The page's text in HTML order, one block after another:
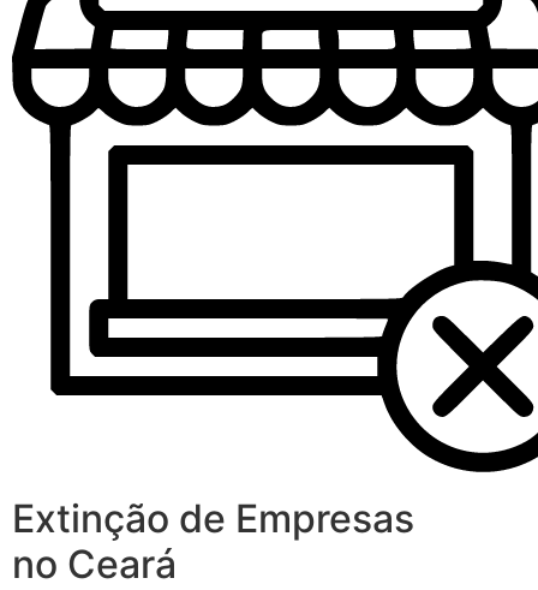
Extinção de Empresas
no Ceará